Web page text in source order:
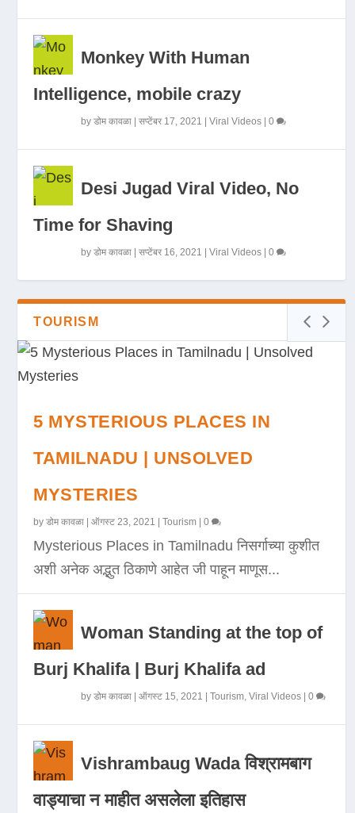
Monkey With Human
Intelligence, mobile crazy
byडोम कावळा |सप्टेंबर 17, 2021 |Viral Videos |0
Desi Jugad Viral Video, No
Time for Shaving
byडोम कावळा |सप्टेंबर 16, 2021 |Viral Videos |0
TOURISM
5 MYSTERIOUS PLACES IN
TAMILNADU | UNSOLVED
MYSTERIES
byडोम कावळा |ऑगस्ट 23, 2021 |Tourism |0
Mysterious Places in Tamilnadu निसर्गाच्या कुशीत
अशी अनेक अद्भुत ठिकाणे आहेत जी पाहून माणूस...
Woman Standing at the top of
Burj Khalifa | Burj Khalifa ad
byडोम कावळा |ऑगस्ट 15, 2021 |Tourism,Viral Videos |0
Vishrambaug Wada विश्रामबाग
वाड्याचा न माहीत असलेला इतिहास